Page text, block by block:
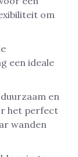
om
een ideale
en
het perfect
wanden